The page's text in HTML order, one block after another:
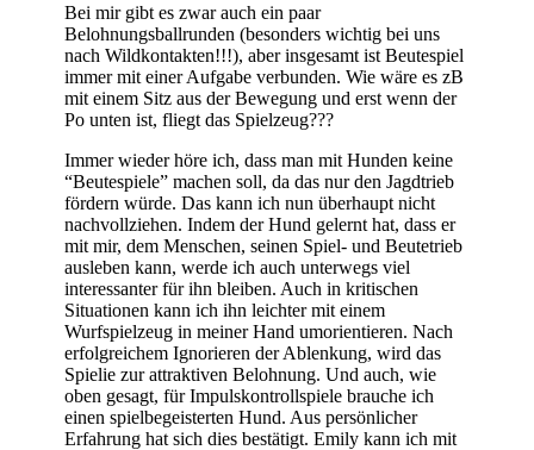
Bei mir gibt es zwar auch ein paar
Belohnungsballrunden (besonders wichtig bei uns
nach Wildkontakten!!!), aber insgesamt ist Beutespiel
immer mit einer Aufgabe verbunden. Wie wäre es zB
mit einem Sitz aus der Bewegung und erst wenn der
Po unten ist, fliegt das Spielzeug???
Immer wieder höre ich, dass man mit Hunden keine
“Beutespiele” machen soll, da das nur den Jagdtrieb
fördern würde. Das kann ich nun überhaupt nicht
nachvollziehen. Indem der Hund gelernt hat, dass er
mit mir, dem Menschen, seinen Spiel- und Beutetrieb
ausleben kann, werde ich auch unterwegs viel
interessanter für ihn bleiben. Auch in kritischen
Situationen kann ich ihn leichter mit einem
Wurfspielzeug in meiner Hand umorientieren. Nach
erfolgreichem Ignorieren der Ablenkung, wird das
Spielie zur attraktiven Belohnung. Und auch, wie
oben gesagt, für Impulskontrollspiele brauche ich
einen spielbegeisterten Hund. Aus persönlicher
Erfahrung hat sich dies bestätigt. Emily kann ich mit